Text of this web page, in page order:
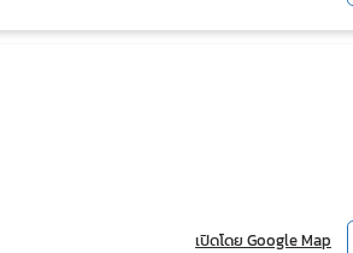
เปิดโดย Google Map